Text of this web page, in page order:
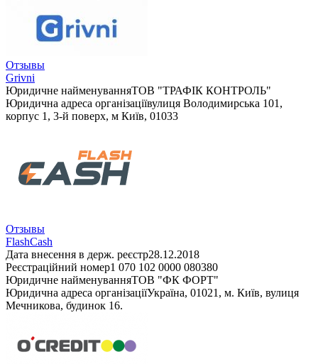
Отзывы
Grivni
Юридичне найменуванняТОВ "ТРАФІК КОНТРОЛЬ"
Юридична адреса організаціївулиця Володимирська 101,
корпус 1, 3-й поверх, м Київ, 01033
Отзывы
FlashCash
Дата внесення в держ. реєстр28.12.2018
Реєстраційний номер1 070 102 0000 080380
Юридичне найменуванняТОВ "ФК ФОРТ"
Юридична адреса організаціїУкраїна, 01021, м. Київ, вулиця
Мечникова, будинок 16.